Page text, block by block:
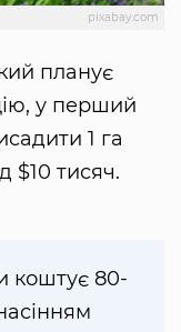
pixabay.com
планує
у перший
1 га
$10 тисяч.
коштує 80-